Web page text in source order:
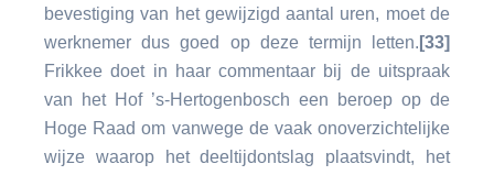
bevestiging van het gewijzigd aantal uren, moet de
werknemer dus goed op deze termijn letten. [33]
Frikkee doet in haar commentaar bij de uitspraak
van het Hof ’s-Hertogenbosch een beroep op de
Hoge Raad om vanwege de vaak onoverzichtelijke
wijze waarop het deeltijdontslag plaatsvindt, het